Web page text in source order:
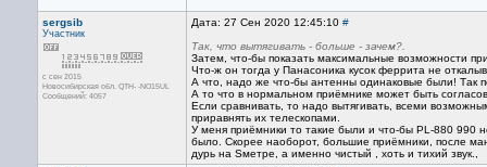
sergsib
Участник
с сен 2015
Новосибирская обл. QTH- -NO15UL
Сообщений: 4057
Дата: 27 Сен 2020 12:45:10 #
Так, что вытягивать - больше - зачем?.
Затем, что-бы показать максимальные возможности
Что-ж он тогда у Панасоника кусок феррита не
А что, надо же что-бы антенны одинаковые были! Так
А то что в нормальном приёмнике может быть
Если сравнивать, то надо вытягивать, всеми
приравнять их телескопами.
У меня приёмники то такие были и что-бы PL-880 990
было. Скорее наоборот, большие приёмники, после
дурь на Sметре, а именно чистый , хоть и тихий звук.,